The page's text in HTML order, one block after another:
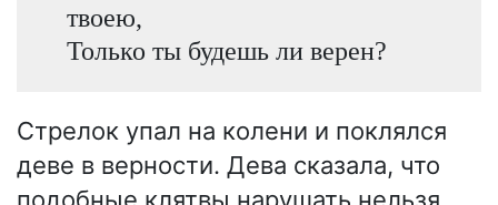
твоею,
Только ты будешь ли верен?
Стрелок упал на колени и поклялся
деве в верности. Дева сказала, что